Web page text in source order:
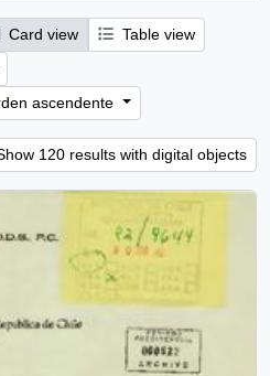
Card view
Table view
ascendente
120 results with digital objects